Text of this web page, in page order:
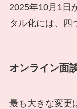
2025年10月1日
タル化には、四
オンライン面
最も大きな変更